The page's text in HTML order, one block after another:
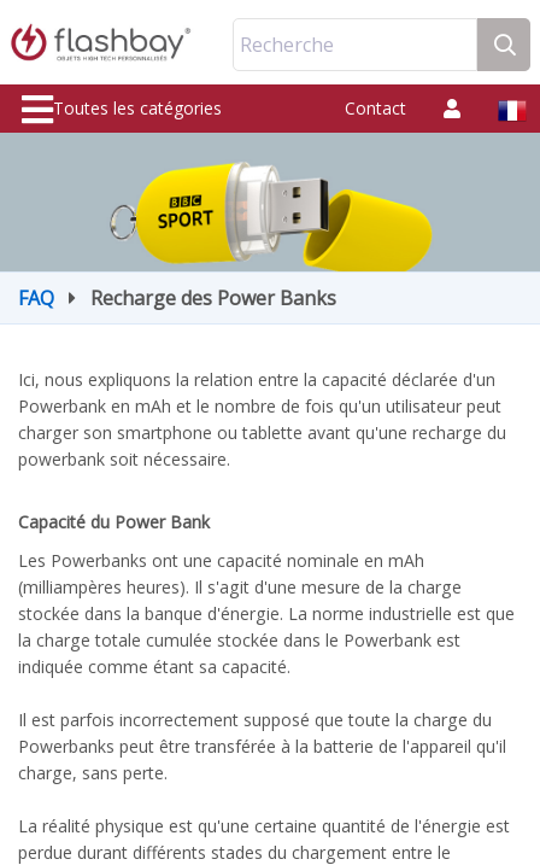
Recherche
Toutes les catégories Contact
FAQ Recharge des Power Banks
Ici, nous expliquons la relation entre la capacité déclarée d'un
Powerbank en mAh et le nombre de fois qu'un utilisateur peut
charger son smartphone ou tablette avant qu'une recharge du
powerbank soit nécessaire.
Capacité du Power Bank
Les Powerbanks ont une capacité nominale en mAh
(milliampères heures). Il s'agit d'une mesure de la charge
stockée dans la banque d'énergie. La norme industrielle est que
la charge totale cumulée stockée dans le Powerbank est
indiquée comme étant sa capacité.
Il est parfois incorrectement supposé que toute la charge du
Powerbanks peut être transférée à la batterie de l'appareil qu'il
charge, sans perte.
La réalité physique est qu'une certaine quantité de l'énergie est
perdue durant différents stades du chargement entre le